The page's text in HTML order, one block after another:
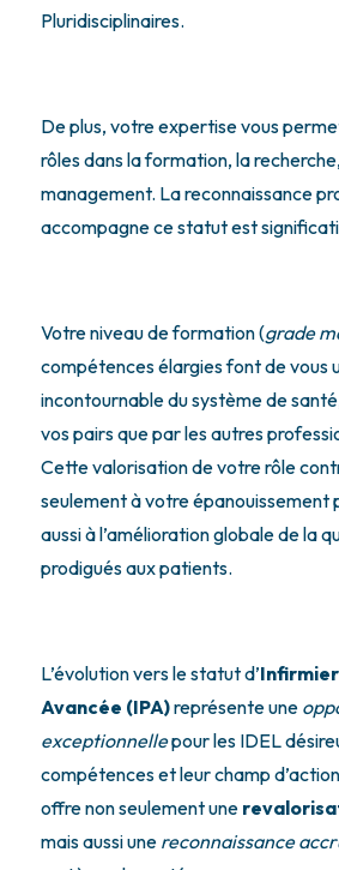
Pluridisciplinaires.
De plus, votre expertise vous
rôles dans la formation, la
management. La reconnaissance
accompagne ce statut est
Votre niveau de formation (grade
compétences élargies font de vous
incontournable du système de
vos pairs que par les autres
Cette valorisation de votre rôle
seulement à votre épanouissement
aussi à l’amélioration globale de la
prodigués aux patients.
L’évolution vers le statut d’
Avancée (IPA)représente une
exceptionnellepour les IDEL
compétences et leur champ
offre non seulement une
mais aussi une reconnaissance